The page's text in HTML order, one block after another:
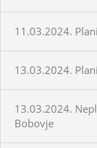
11.03.2024.
13.03.2024.
13.03.2024.
Bobovje